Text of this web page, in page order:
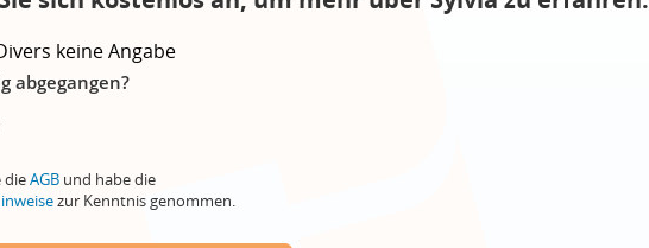
keine Angabe
abgegangen?
dieAGB und habe die
zur Kenntnis genommen.